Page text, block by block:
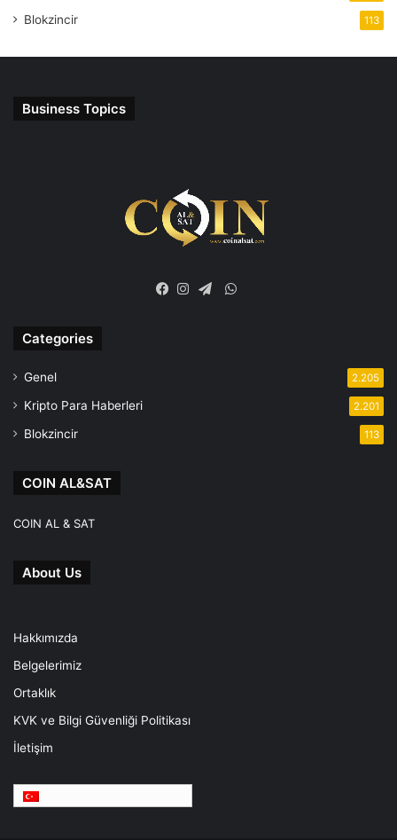
Blokzincir 113
Business Topics
WhatsApp
Categories
Genel 2.205
Kripto Para Haberleri 2.201
Blokzincir 113
COIN AL&SAT
COIN AL & SAT
About Us
Hakkımızda
Belgelerimiz
Ortaklık
KVK ve Bilgi Güvenliği Politikası
İletişim